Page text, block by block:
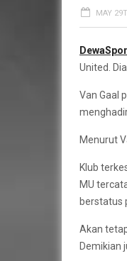
MAY
United.
Van Gaal
Menurut
Klub
MU
berstatus
Akan
Demikian